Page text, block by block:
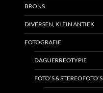
BRONS
DIVERSEN, KLEIN ANTIEK
FOTOGRAFIE
DAGUERREOTYPIE
FOTO’S & STEREOFOTO’S